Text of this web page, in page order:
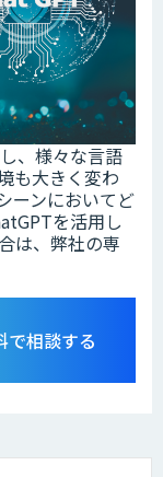
、様々な言語
も大きく変わ
ーンにおいてど
を活用し
は、弊社の専
で相談する